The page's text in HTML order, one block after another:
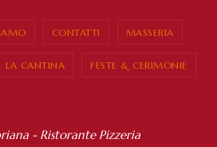
CONTATTI MASSERIA
LA CANTINA FESTE & CERIMONIE
- Ristorante Pizzeria